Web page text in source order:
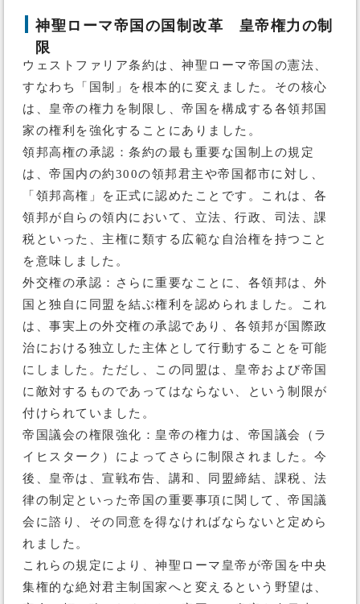
神聖ローマ帝国の国制改革 皇帝権力の制
限
ウェストファリア条約は、神聖ローマ帝国の憲法、
すなわち「国制」を根本的に変えました。その核心
は、皇帝の権力を制限し、帝国を構成する各領邦国
家の権利を強化することにありました。
領邦高権の承認：条約の最も重要な国制上の規定
は、帝国内の約300の領邦君主や帝国都市に対し、
「領邦高権」を正式に認めたことです。これは、各
領邦が自らの領内において、立法、行政、司法、課
税といった、主権に類する広範な自治権を持つこと
を意味しました。
外交権の承認：さらに重要なことに、各領邦は、外
国と独自に同盟を結ぶ権利を認められました。これ
は、事実上の外交権の承認であり、各領邦が国際政
治における独立した主体として行動することを可能
にしました。ただし、この同盟は、皇帝および帝国
に敵対するものであってはならない、という制限が
付けられていました。
帝国議会の権限強化：皇帝の権力は、帝国議会（ラ
イヒスターク）によってさらに制限されました。今
後、皇帝は、宣戦布告、講和、同盟締結、課税、法
律の制定といった帝国の重要事項に関して、帝国議
会に諮り、その同意を得なければならないと定めら
れました。
これらの規定により、神聖ローマ皇帝が帝国を中央
集権的な絶対君主制国家へと変えるという野望は、